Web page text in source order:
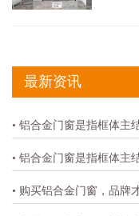
最新资讯
• 铝合金门窗是指框体主
• 铝合金门窗是指框体主
• 购买铝合金门窗，品牌